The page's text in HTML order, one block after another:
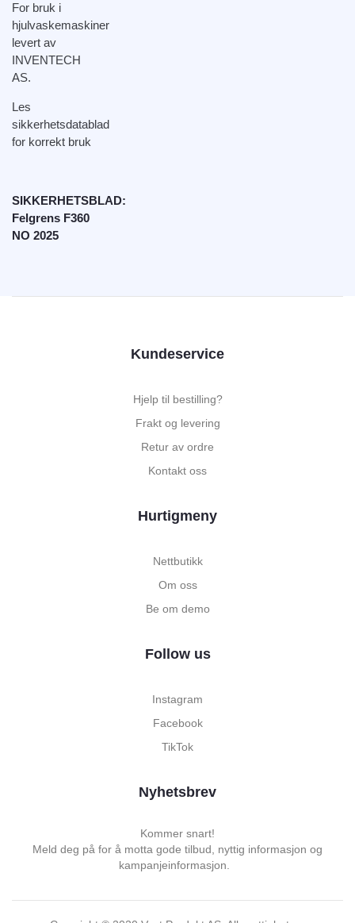
For bruk i
hjulvaskemaskiner
levert av
INVENTECH
AS.
Les
sikkerhetsdatablad
for korrekt bruk
SIKKERHETSBLAD:
Felgrens F360
NO 2025
Kundeservice
Hjelp til bestilling?
Frakt og levering
Retur av ordre
Kontakt oss
Hurtigmeny
Nettbutikk
Om oss
Be om demo
Follow us
Instagram
Facebook
TikTok
Nyhetsbrev
Kommer snart!
Meld deg på for å motta gode tilbud, nyttig informasjon og
kampanjeinformasjon.